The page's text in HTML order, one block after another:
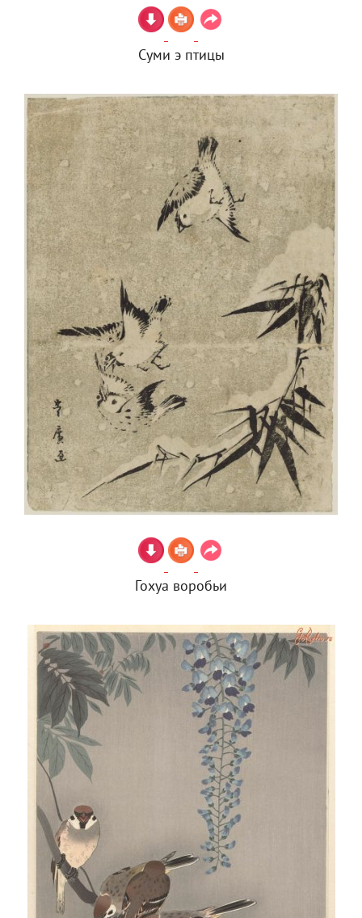
Суми э птицы
Гохуа воробьи